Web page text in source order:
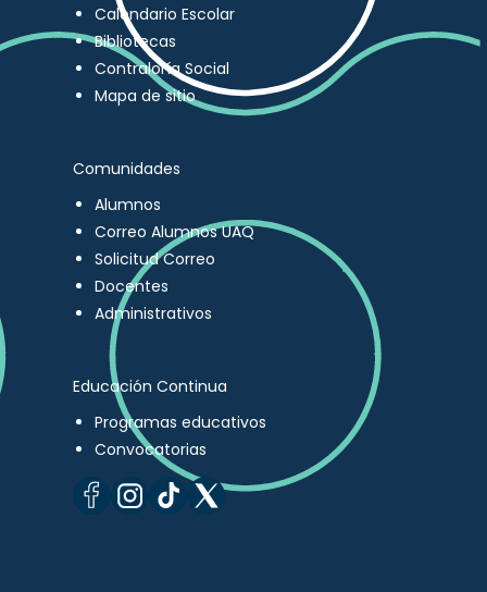
Calendario Escolar
Bibliotecas
Contraloría Social
Mapa de sitio
Comunidades
Alumnos
Correo Alumnos UAQ
Solicitud Correo
Docentes
Administrativos
Educación Continua
Programas educativos
Convocatorias